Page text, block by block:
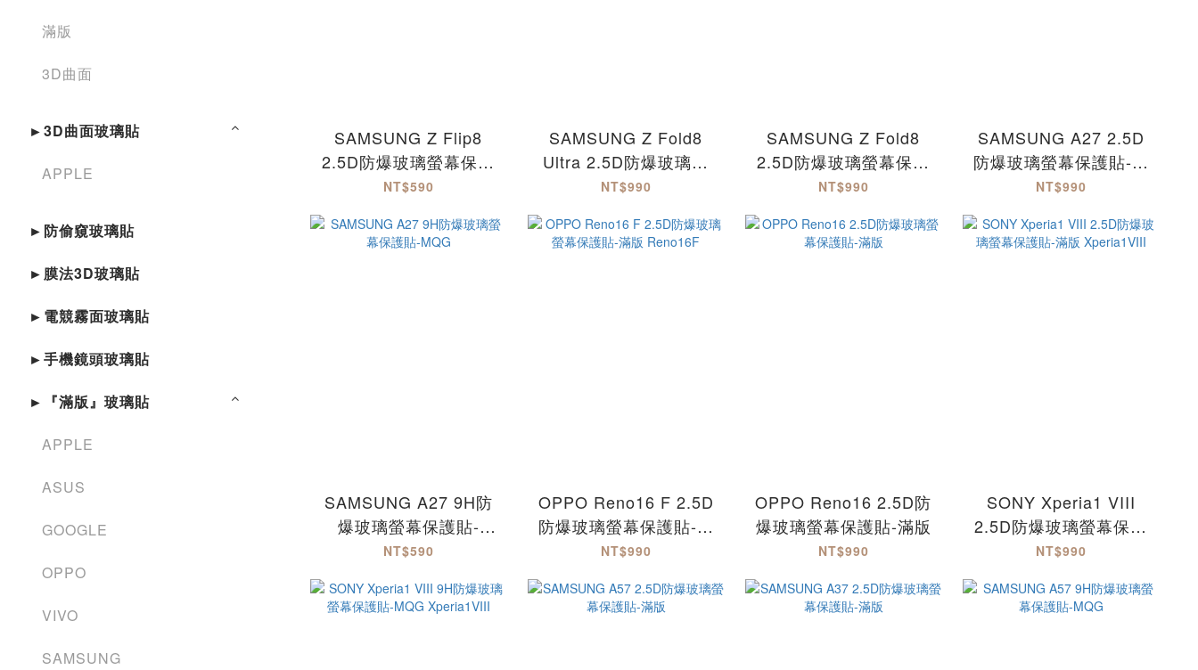
滿版
3D曲面
►3D曲面玻璃貼
APPLE
►防偷窺玻璃貼
►膜法3D玻璃貼
►電競霧面玻璃貼
►手機鏡頭玻璃貼
►『滿版』玻璃貼
APPLE
ASUS
GOOGLE
OPPO
VIVO
SAMSUNG
SAMSUNG Z Flip8
2.5D防爆玻璃螢幕保護
貼-滿版
NT$590
SAMSUNG Z Fold8
Ultra 2.5D防爆玻璃螢
幕保護貼-滿版
NT$990
SAMSUNG Z Fold8
2.5D防爆玻璃螢幕保護
貼-滿版
NT$990
SAMSUNG A27 2.5D
防爆玻璃螢幕保護貼-滿
版
NT$990
SAMSUNG A27 9H防
爆玻璃螢幕保護貼-
MQG
NT$590
OPPO Reno16 F 2.5D
防爆玻璃螢幕保護貼-滿
版 Reno16F
NT$990
OPPO Reno16 2.5D防
爆玻璃螢幕保護貼-滿版
NT$990
SONY Xperia1 VIII
2.5D防爆玻璃螢幕保護
貼-滿版 Xperia1VIII
NT$990